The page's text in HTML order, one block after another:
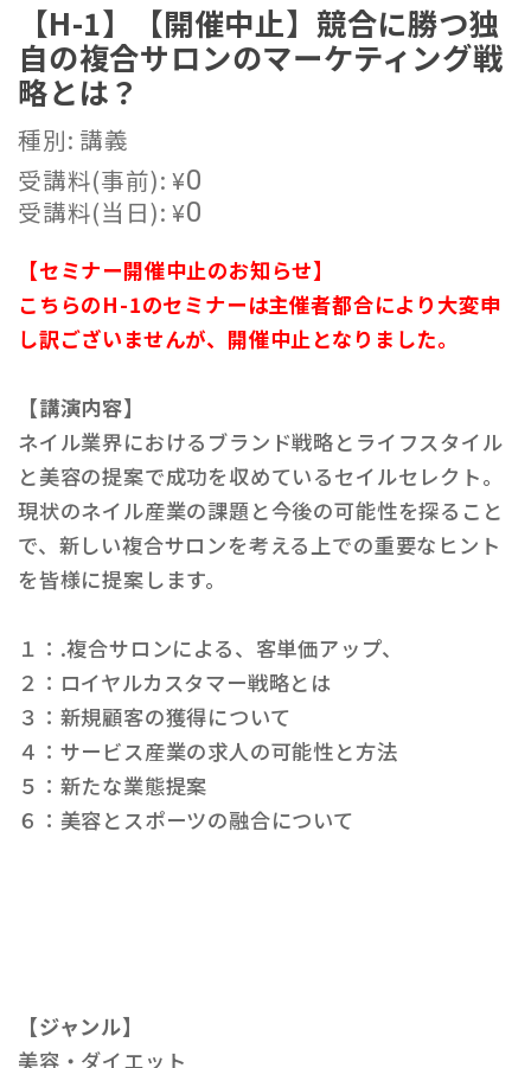
【H-1】【開催中止】競合に勝つ独
自の複合サロンのマーケティング戦
略とは？
種別: 講義
受講料(事前):¥0
受講料(当日):¥0
【セミナー開催中止のお知らせ】
こちらのH-1のセミナーは主催者都合により大変申
し訳ございませんが、開催中止となりました。
【講演内容】
ネイル業界におけるブランド戦略とライフスタイル
と美容の提案で成功を収めているセイルセレクト。
現状のネイル産業の課題と今後の可能性を探ること
で、新しい複合サロンを考える上での重要なヒント
を皆様に提案します。
１：.複合サロンによる、客単価アップ、
２：ロイヤルカスタマー戦略とは
３：新規顧客の獲得について
４：サービス産業の求人の可能性と方法
５：新たな業態提案
６：美容とスポーツの融合について
【ジャンル】
美容・ダイエット